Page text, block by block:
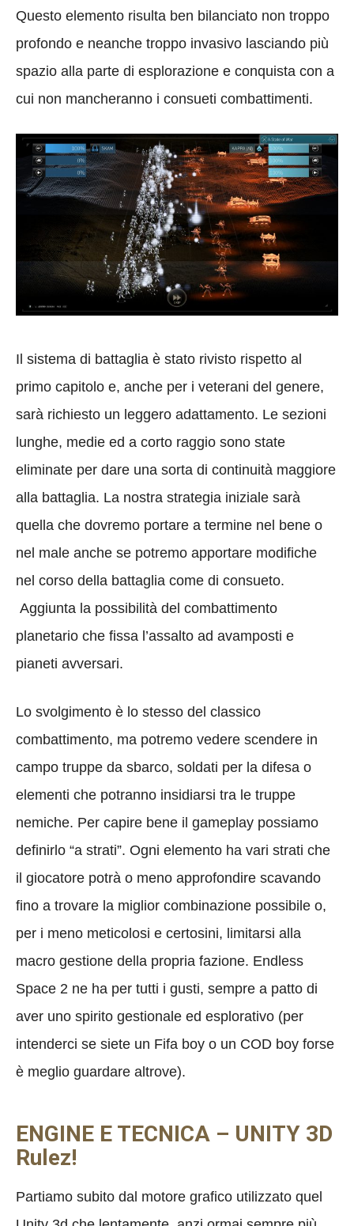
Questo elemento risulta ben bilanciato non troppo
profondo e neanche troppo invasivo lasciando più
spazio alla parte di esplorazione e conquista con a
cui non mancheranno i consueti combattimenti.
Il sistema di battaglia è stato rivisto rispetto al
primo capitolo e, anche per i veterani del genere,
sarà richiesto un leggero adattamento. Le sezioni
lunghe, medie ed a corto raggio sono state
eliminate per dare una sorta di continuità maggiore
alla battaglia. La nostra strategia iniziale sarà
quella che dovremo portare a termine nel bene o
nel male anche se potremo apportare modifiche
nel corso della battaglia come di consueto.
Aggiunta la possibilità del combattimento
planetario che fissa l’assalto ad avamposti e
pianeti avversari.
Lo svolgimento è lo stesso del classico
combattimento, ma potremo vedere scendere in
campo truppe da sbarco, soldati per la difesa o
elementi che potranno insidiarsi tra le truppe
nemiche. Per capire bene il gameplay possiamo
definirlo “a strati”. Ogni elemento ha vari strati che
il giocatore potrà o meno approfondire scavando
fino a trovare la miglior combinazione possibile o,
per i meno meticolosi e certosini, limitarsi alla
macro gestione della propria fazione. Endless
Space 2 ne ha per tutti i gusti, sempre a patto di
aver uno spirito gestionale ed esplorativo (per
intenderci se siete un Fifa boy o un COD boy forse
è meglio guardare altrove).
ENGINE E TECNICA – UNITY 3D
Rulez!
Partiamo subito dal motore grafico utilizzato quel